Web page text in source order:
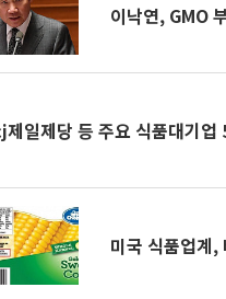
이낙연, GMO
제일제당 등 주요 식품대기
미국 식품업계,